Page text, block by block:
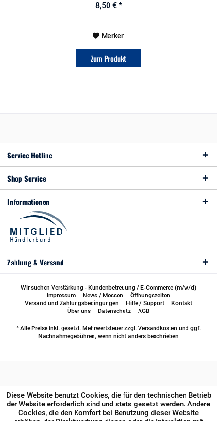
8,50 € *
Merken
Zum Produkt
Service Hotline
Shop Service
Informationen
Zahlung & Versand
Wir suchen Verstärkung - Kundenbetreuung / E-Commerce (m/w/d)
Impressum
News / Messen
Öffnungszeiten
Versand und Zahlungsbedingungen
Hilfe / Support
Kontakt
Über uns
Datenschutz AGB
* Alle Preise inkl. gesetzl. Mehrwertsteuer zzgl. Versandkosten und ggf.
Nachnahmegebühren, wenn nicht anders beschrieben
Diese Website benutzt Cookies, die für den technischen Betrieb
der Website erforderlich sind und stets gesetzt werden. Andere
Cookies, die den Komfort bei Benutzung dieser Website